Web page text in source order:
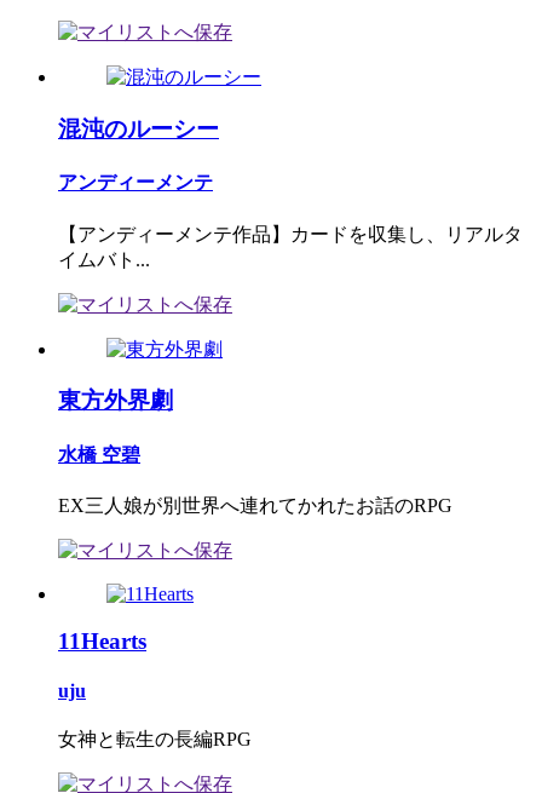
混沌のルーシー
アンディーメンテ
【アンディーメンテ作品】カードを収集し、リアルタ
イムバト...
東方外界劇
水橋 空碧
EX三人娘が別世界へ連れてかれたお話のRPG
11Hearts
uju
女神と転生の長編RPG